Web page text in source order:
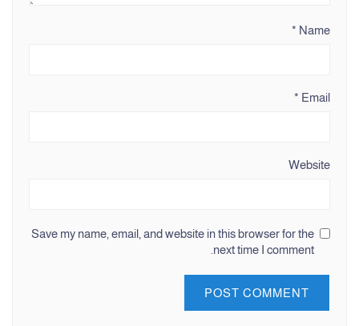
Name
*
Email
*
Website
Save my name, email, and website in this browser for the
next time I comment.